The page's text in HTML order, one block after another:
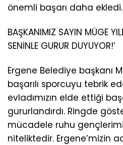
önemli başarı daha ekledi.
BAŞKANIMIZ SAYIN MÜGE
SENİNLE GURUR DUYUYOR!’
Ergene Belediye başkanı
başarılı sporcuyu tebrik
evladımızın elde ettiği
gururlandırdı. Ringde
mücadele ruhu
niteliktedir. Ergene’mizin